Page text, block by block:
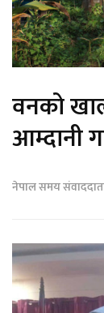
वनको
आम्दानी
नेपाल समय